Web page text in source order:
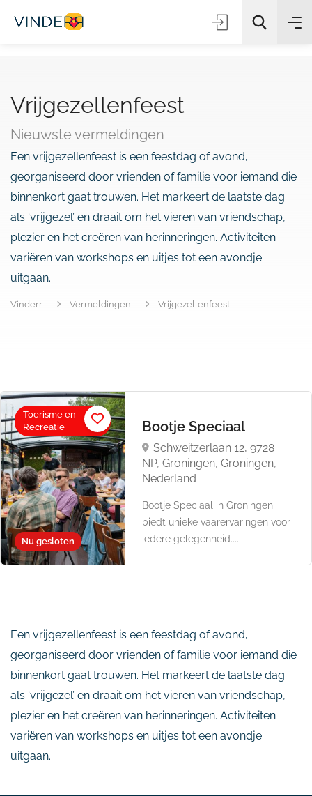
Zoeken
Vrijgezellenfeest
Nieuwste vermeldingen
Een vrijgezellenfeest is een feestdag of avond,
georganiseerd door vrienden of familie voor iemand die
binnenkort gaat trouwen. Het markeert de laatste dag
als ‘vrijgezel’ en draait om het vieren van vriendschap,
plezier en het creëren van herinneringen. Activiteiten
variëren van workshops en uitjes tot een avondje
uitgaan.
Vinderr Vermeldingen Vrijgezellenfeest
Nu gesloten
Toerisme en
Recreatie
Bootje Speciaal
Schweitzerlaan 12, 9728
NP, Groningen, Groningen,
Nederland
Bootje Speciaal in Groningen
biedt unieke vaarervaringen voor
iedere gelegenheid....
Een vrijgezellenfeest is een feestdag of avond,
georganiseerd door vrienden of familie voor iemand die
binnenkort gaat trouwen. Het markeert de laatste dag
als ‘vrijgezel’ en draait om het vieren van vriendschap,
plezier en het creëren van herinneringen. Activiteiten
variëren van workshops en uitjes tot een avondje
uitgaan.